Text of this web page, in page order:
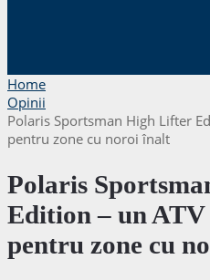
Home
Opinii
Polaris Sportsman High Lifter
pentru zone cu noroi înalt
Polaris
Edition – un
pentru zone cu